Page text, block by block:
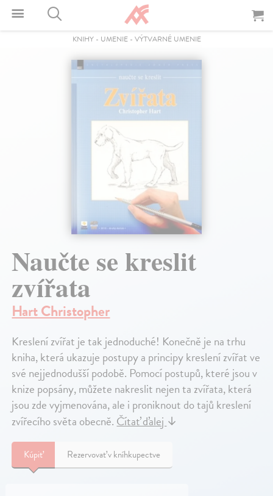
KNIHY- UMENIE- VÝTVARNÉ UMENIE
Naučte se kreslit
zvířata
Hart Christopher
Kreslení zvířat je tak jednoduché! Konečně je na trhu
kniha, která ukazuje postupy a principy kreslení zvířat ve
své nejjednodušší podobě. Pomocí postupů, které jsou v
knize popsány, můžete nakreslit nejen ta zvířata, která
jsou zde vyjmenována, ale i proniknout do tajů kreslení
zvířecího světa obecně.Čítať ďalej↓
Kúpiť Rezervovať v kníhkupectve